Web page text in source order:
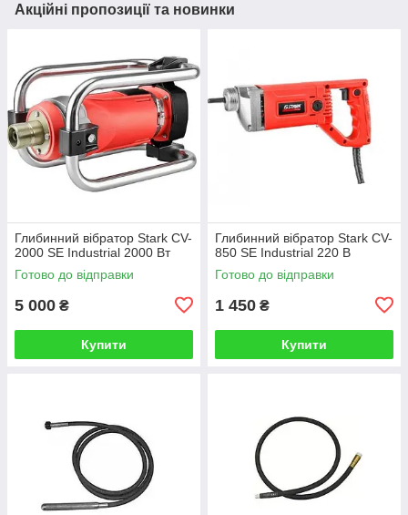
Акційні пропозиції та новинки
Глибинний вібратор Stark CV-
2000 SE Industrial 2000 Вт
Готово до відправки
5 000 ₴
Купити
Глибинний вібратор Stark CV-
850 SE Industrial 220 В
Готово до відправки
1 450 ₴
Купити